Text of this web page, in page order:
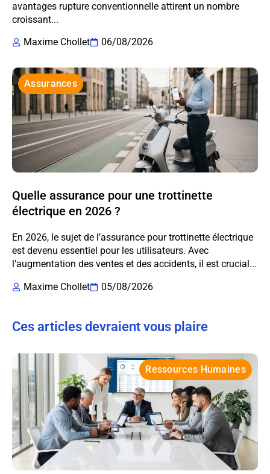
avantages rupture conventionnelle attirent un nombre
croissant...
Maxime Chollet
06/08/2026
Assurances
Quelle assurance pour une trottinette
électrique en 2026 ?
En 2026, le sujet de l’assurance pour trottinette électrique
est devenu essentiel pour les utilisateurs. Avec
l’augmentation des ventes et des accidents, il est crucial...
Maxime Chollet
05/08/2026
Ces articles devraient vous plaire
Ressources Humaines